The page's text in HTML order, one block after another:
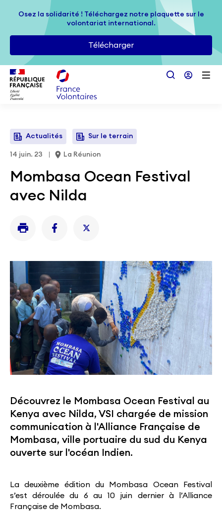
Passer au contenu principal
Osez la solidarité ! Téléchargez notre plaquette sur le
volontariat international.
Télécharger
Osez la solidarité ! Téléchargez notre plaquette sur le
volontariat international.
Télécharger
Actualités Sur le terrain
14 juin. 23 La Réunion
Mombasa Ocean Festival
avec Nilda
Découvrez le Mombasa Ocean Festival au
Kenya avec Nilda, VSI chargée de mission
communication à l'Alliance Française de
Mombasa, ville portuaire du sud du Kenya
ouverte sur l'océan Indien.
La deuxième édition du Mombasa Ocean Festival
s’est déroulée du 6 au 10 juin dernier à l’Alliance
Française de Mombasa.